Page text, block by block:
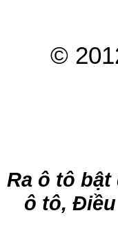
©
Ra ô tô
ô tô,